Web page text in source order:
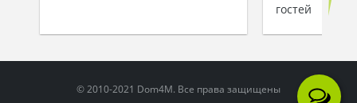
гостей
© 2010-2021 Dom4M. Все права защищены